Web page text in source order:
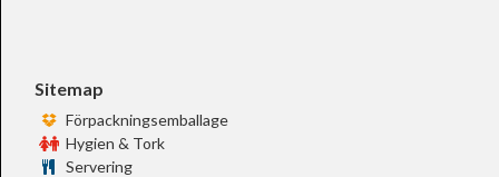
Sitemap
Förpackningsemballage
Hygien & Tork
Servering